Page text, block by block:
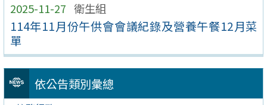
2025-11-27 衛生組
114年11月份午供會會議紀錄及營養午餐12月菜
單
依公告類別彙總